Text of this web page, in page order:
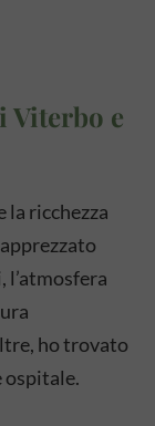
Viterbo e
ricchezza
l’atmosfera
ho trovato
ospitale.